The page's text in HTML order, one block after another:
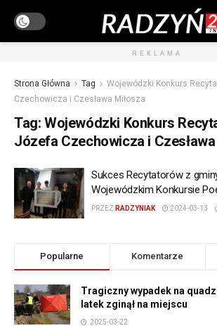
REKLAMA
Strona Główna Tag
Wojewódzki Konkurs
Czechowicza i Czesława Miłosza
Tag: Wojewódzki Konkurs
Józefa Czechowicza i
Sukces Recytatorów z
Wojewódzkim Konkursie
PRZEZ RADZYNIAK 2024-03-13
Popularne Komentarze
Tragiczny wypadek na
latek zginął na miejscu
2025-03-22